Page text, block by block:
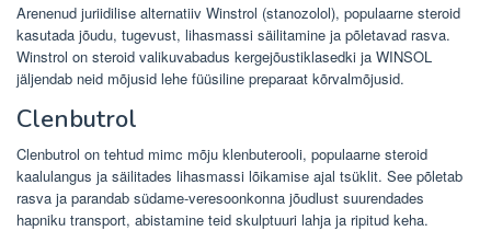
Arenenud juriidilise alternatiiv Winstrol (stanozolol), populaarne steroid
kasutada jõudu, tugevust, lihasmassi säilitamine ja põletavad rasva.
Winstrol on steroid valikuvabadus kergejõustiklasedki ja WINSOL
jäljendab neid mõjusid lehe füüsiline preparaat kõrvalmõjusid.
Clenbutrol
Clenbutrol on tehtud mimc mõju klenbuterooli, populaarne steroid
kaalulangus ja säilitades lihasmassi lõikamise ajal tsüklit. See põletab
rasva ja parandab südame-veresoonkonna jõudlust suurendades
hapniku transport, abistamine teid skulptuuri lahja ja ripitud keha.